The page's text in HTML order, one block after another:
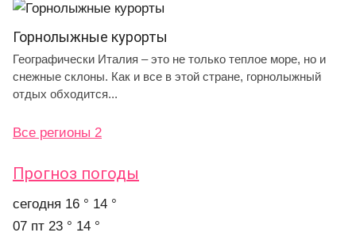
Горнолыжные курорты
Географически Италия – это не только теплое море, но и
снежные склоны. Как и все в этой стране, горнолыжный
отдых обходится...
Все регионы 2
Прогноз погоды
cегодня 16 ° 14 °
07 пт 23 ° 14 °